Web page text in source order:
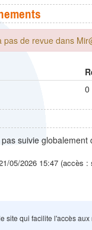
pas de revue dans
0
suivie globalement
05/2026 15:47 (accès :
site qui facilite l'accès aux